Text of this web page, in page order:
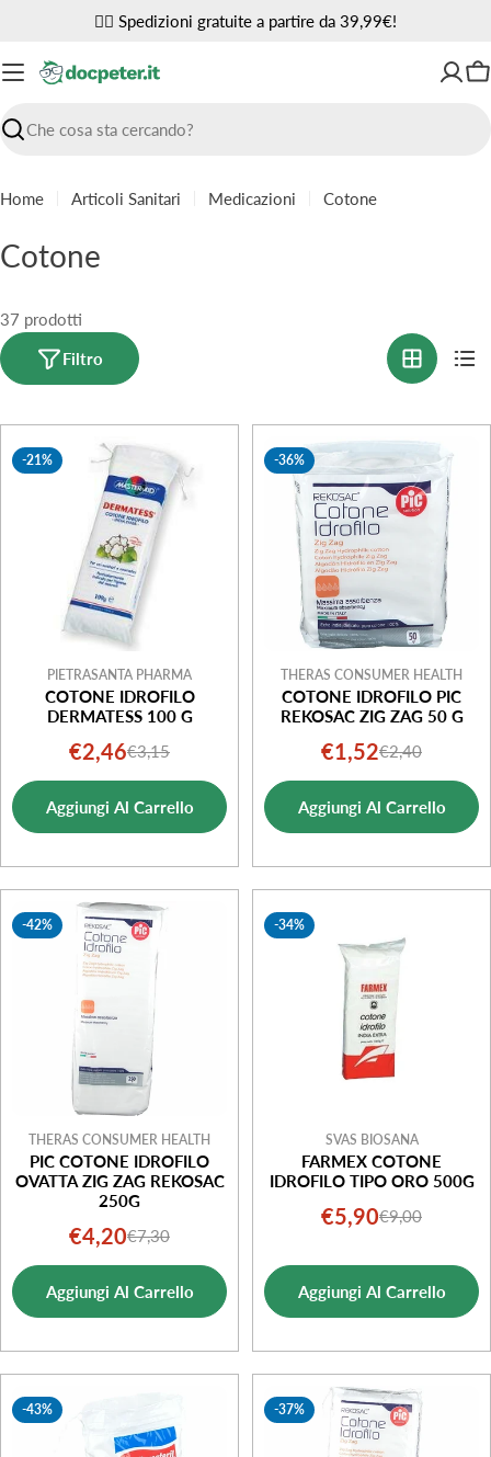
contenuto
✌🏼 Spedizioni gratuite a partire da 39,99€!
Ricerca
Home Articoli Sanitari Medicazioni Cotone
C
l
l
z
Cotone
37 prodotti
Filtro
-21%
PIETRASANTA PHARMA
COTONE IDROFILO
DERMATESS 100 G
Prezzo
di
vendita
€2,46Prezzo
normale
€3,15
Aggiungi Al Carrello
-36%
THERAS CONSUMER HEALTH
COTONE IDROFILO PIC
REKOSAC ZIG ZAG 50 G
Prezzo
di
vendita
€1,52Prezzo
normale
€2,40
Aggiungi Al Carrello
-42%
THERAS CONSUMER HEALTH
PIC COTONE IDROFILO
OVATTA ZIG ZAG REKOSAC
250G
Prezzo
di
vendita
€4,20Prezzo
normale
€7,30
Aggiungi Al Carrello
-34%
SVAS BIOSANA
FARMEX COTONE
IDROFILO TIPO ORO 500G
Prezzo
vendita
€5,90Prezzo
€9,00
Aggiungi Al Carrello
-43% -37%